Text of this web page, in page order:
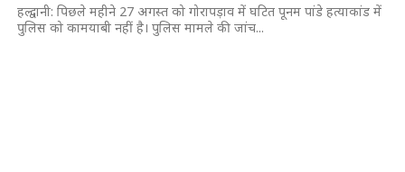
हल्द्वानी: पिछले महीने 27 अगस्त को गोरापड़ाव में घटित पूनम पांडे हत्याकांड में
पुलिस को कामयाबी नहीं है। पुलिस मामले की जांच...